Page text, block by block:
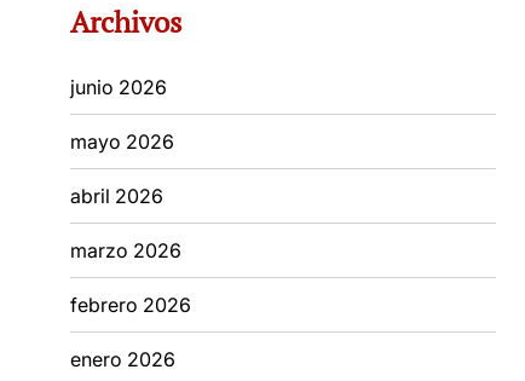
Archivos
junio 2026
mayo 2026
abril 2026
marzo 2026
febrero 2026
enero 2026